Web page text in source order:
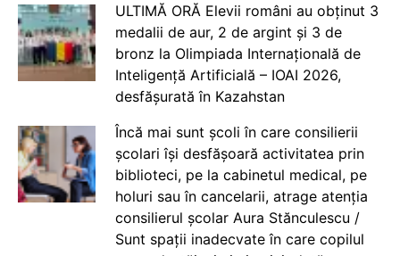
ULTIMĂ ORĂ Elevii români au obținut 3
medalii de aur, 2 de argint și 3 de
bronz la Olimpiada Internațională de
Inteligență Artificială – IOAI 2026,
desfășurată în Kazahstan
Încă mai sunt școli în care consilierii
școlari își desfășoară activitatea prin
biblioteci, pe la cabinetul medical, pe
holuri sau în cancelarii, atrage atenția
consilierul școlar Aura Stănculescu /
Sunt spații inadecvate în care copilul